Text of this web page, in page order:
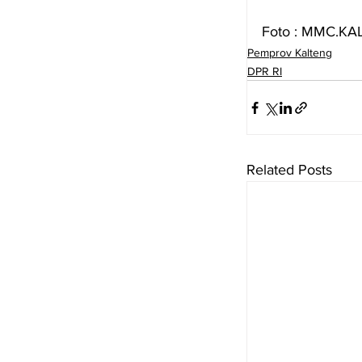
Foto :
Pemprov Kalteng
DPR RI
Related Posts